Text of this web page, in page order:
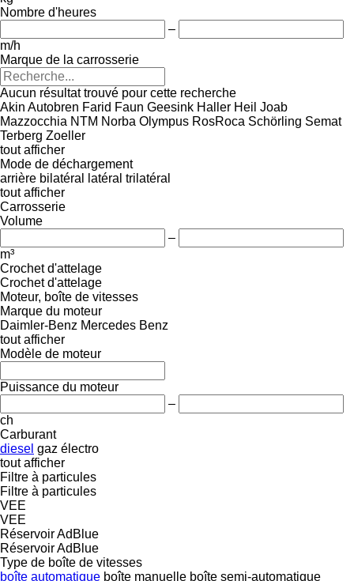
Nombre d'heures
–
m/h
Marque de la carrosserie
Aucun résultat trouvé pour cette recherche
Akin Autobren Farid Faun Geesink Haller Heil Joab
Mazzocchia NTM Norba Olympus RosRoca Schörling Semat
Terberg Zoeller
tout afficher
Mode de déchargement
arrière bilatéral latéral trilatéral
tout afficher
Carrosserie
Volume
–
m³
Crochet d'attelage
Crochet d'attelage
Moteur, boîte de vitesses
Marque du moteur
Daimler-Benz Mercedes Benz
tout afficher
Modèle de moteur
Puissance du moteur
–
ch
Carburant
diesel gaz électro
tout afficher
Filtre à particules
Filtre à particules
VEE
VEE
Réservoir AdBlue
Réservoir AdBlue
Type de boîte de vitesses
boîte automatique boîte manuelle boîte semi-automatique